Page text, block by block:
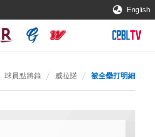
English
球員點將錄 威拉諾 被全壘打明細